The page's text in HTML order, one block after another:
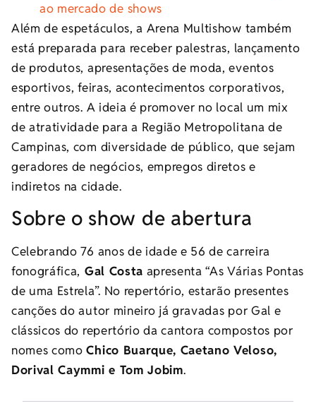
ao mercado de shows
Além de espetáculos, a Arena Multishow também
está preparada para receber palestras, lançamento
de produtos, apresentações de moda, eventos
esportivos, feiras, acontecimentos corporativos,
entre outros. A ideia é promover no local um mix
de atratividade para a Região Metropolitana de
Campinas, com diversidade de público, que sejam
geradores de negócios, empregos diretos e
indiretos na cidade.
Sobre o show de abertura
Celebrando 76 anos de idade e 56 de carreira
fonográfica, Gal Costa apresenta “As Várias Pontas
de uma Estrela”. No repertório, estarão presentes
canções do autor mineiro já gravadas por Gal e
clássicos do repertório da cantora compostos por
nomes comoChico Buarque, Caetano Veloso,
Dorival Caymmi e Tom Jobim.